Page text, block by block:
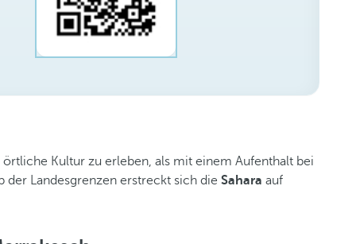
Kultur zu erleben, als mit einem Aufenthalt bei
der Landesgrenzen erstreckt sich die Sahara auf